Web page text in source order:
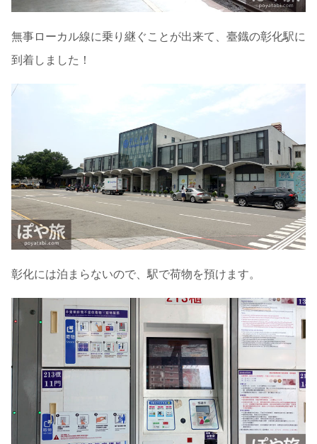
無事ローカル線に乗り継ぐことが出来て、臺鐡の彰化駅に
到着しました！
彰化には泊まらないので、駅で荷物を預けます。